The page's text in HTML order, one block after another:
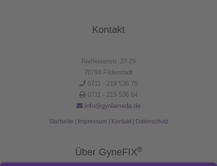
Kontakt
Raiffeisenstr. 27-29
70794 Filderstadt
0711 - 219 536 75
0711 - 219 536 64
info@gynlameda.de
Startseite Impressum Kontakt| Datenschutz
Über GyneFIX®